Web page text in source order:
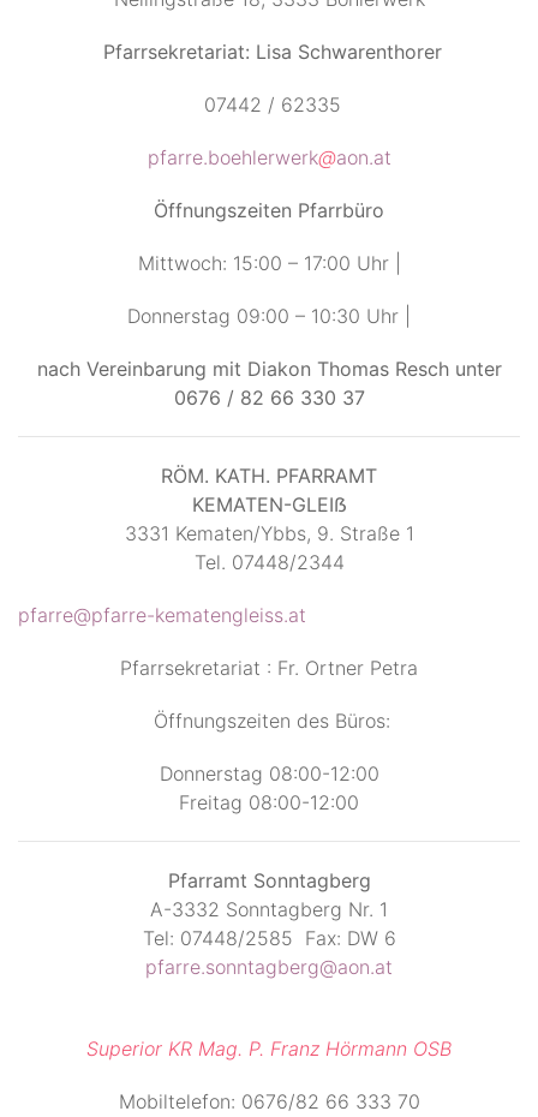
Pfarrsekretariat: Lisa Schwarenthorer
07442 / 62335
pfarre.boehlerwerk@aon.at
Öffnungszeiten Pfarrbüro
Mittwoch: 15:00 – 17:00 Uhr |
Donnerstag 09:00 – 10:30 Uhr |
nach Vereinbarung mit Diakon Thomas Resch unter
0676 / 82 66 330 37
RÖM. KATH. PFARRAMT
KEMATEN-GLEIẞ
3331 Kematen/Ybbs, 9. Straße 1
Tel. 07448/2344
pfarre@pfarre-kematengleiss.at
Pfarrsekretariat : Fr. Ortner Petra
Öffnungszeiten des Büros:
Donnerstag 08:00-12:00
Freitag 08:00-12:00
Pfarramt Sonntagberg
A-3332 Sonntagberg Nr. 1
Tel: 07448/2585 Fax: DW 6
pfarre.sonntagberg@aon.at
Superior KR Mag. P. Franz Hörmann OSB
Mobiltelefon: 0676/82 66 333 70